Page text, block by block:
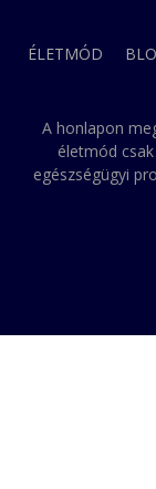
ÉLETMÓD
A honlapon
életmód
egészségügyi